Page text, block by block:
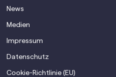
News
Medien
Impressum
Datenschutz
Cookie-Richtlinie (EU)